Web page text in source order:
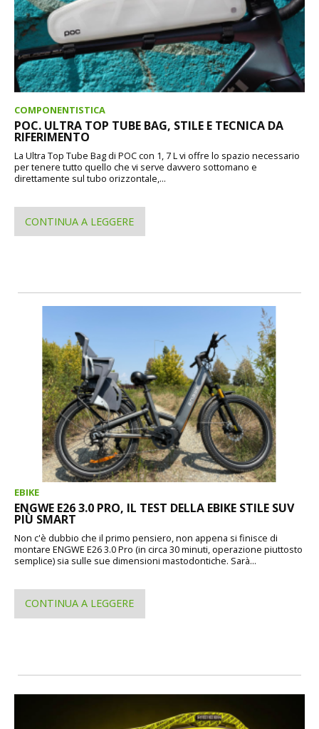
COMPONENTISTICA
POC. ULTRA TOP TUBE BAG, STILE E TECNICA DA
RIFERIMENTO
La Ultra Top Tube Bag di POC con 1, 7 L vi offre lo spazio necessario
per tenere tutto quello che vi serve davvero sottomano e
direttamente sul tubo orizzontale,...
CONTINUA A LEGGERE
EBIKE
ENGWE E26 3.0 PRO, IL TEST DELLA EBIKE STILE SUV
PIÙ SMART
Non c'è dubbio che il primo pensiero, non appena si finisce di
montare ENGWE E26 3.0 Pro (in circa 30 minuti, operazione piuttosto
semplice) sia sulle sue dimensioni mastodontiche. Sarà...
CONTINUA A LEGGERE